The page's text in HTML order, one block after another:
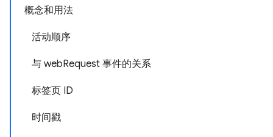
概念和用法
活动顺序
与 webRequest 事件的关系
标签页 ID
时间戳